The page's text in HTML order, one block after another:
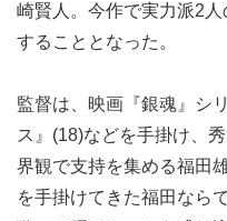
崎賢人。今作で実力派2
することとなった。
監督は、映画『銀魂』シ
ス』(18)などを手掛け、
界観で支持を集める福田
を手掛けてきた福田なら